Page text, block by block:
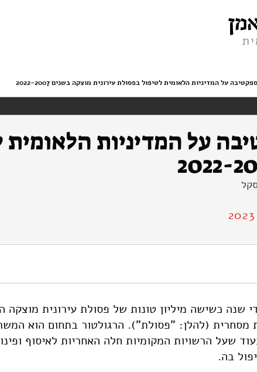
על המדיניות הלאומית לטיפול בפסולת עירונית מוצקה בשנים 2022-2007
על המדיניות הלאומית
שנה כשישה מיליון טונות של פסולת עירונית מוצקה
מסחרית (להלן: "פסולת"). הרגולטור בתחום הוא
שעל הרשויות המקומיות חלה האחריות לאיסוף
בה.